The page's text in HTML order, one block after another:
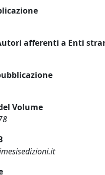
afferenti a Enti
Volume